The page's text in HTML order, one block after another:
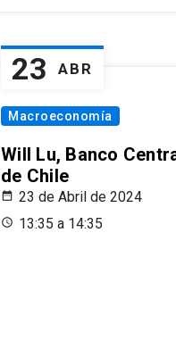
23 ABR
Macroeconomía
Will Lu, Banco
de Chile
23 de Abril de 2024
13:35 a 14:35